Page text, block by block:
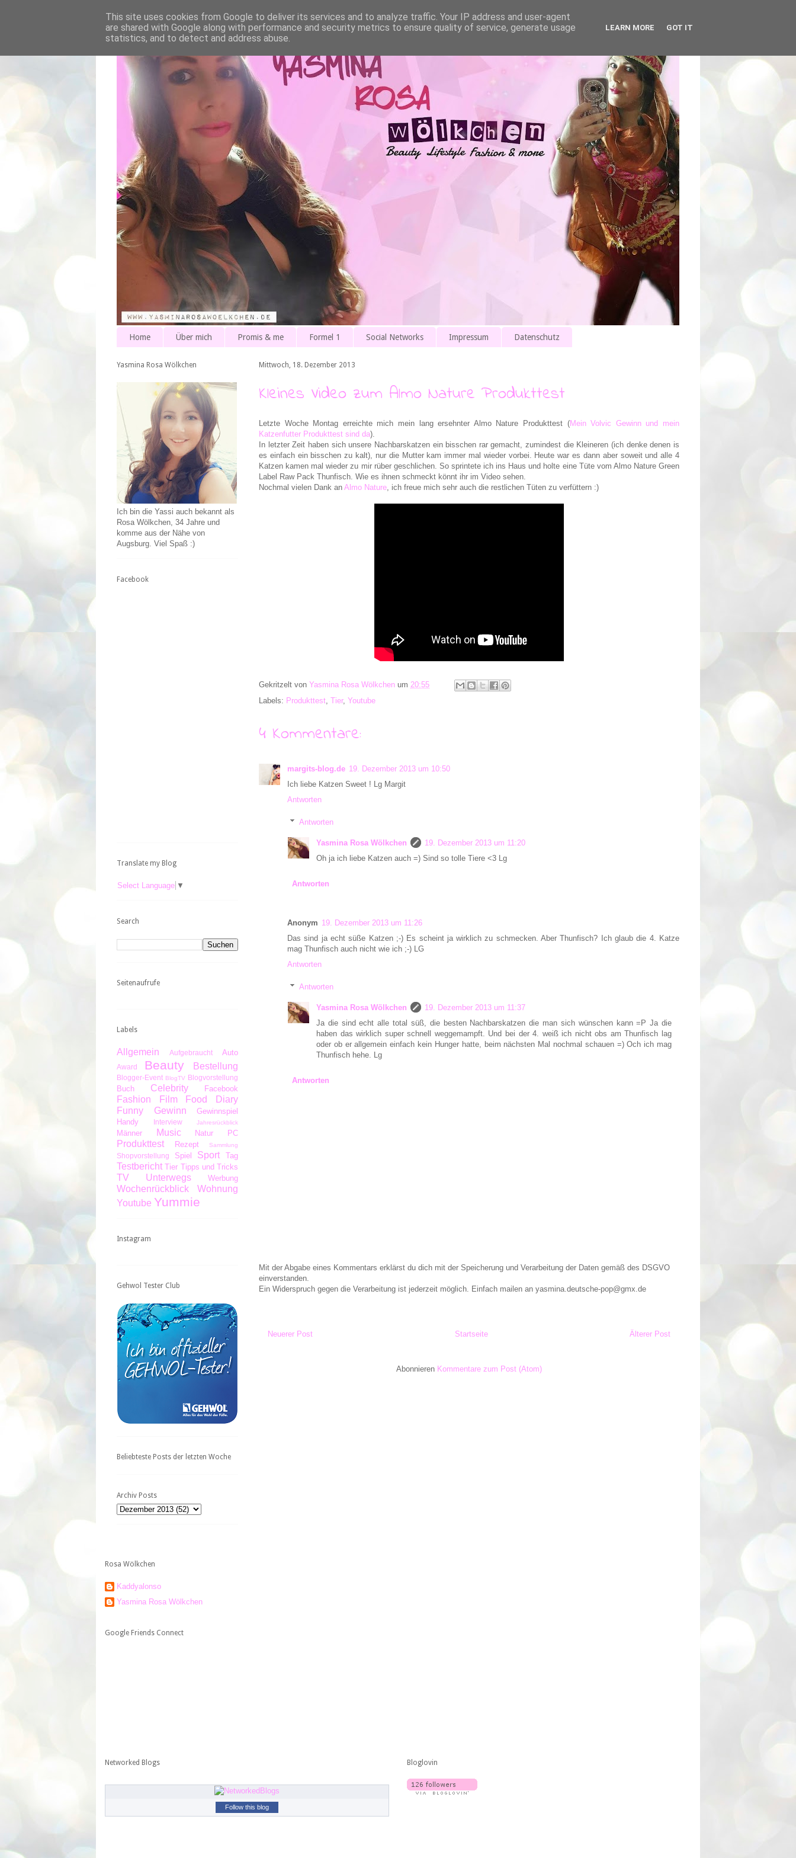
Home Über mich Promis & me Formel 1 Social Networks Impressum Datenschutz
Mittwoch, 18. Dezember 2013
Kleines Video zum Almo Nature Produkttest
Letzte Woche Montag erreichte mich mein lang ersehnter Almo Nature Produkttest (Mein Volvic Gewinn und mein
Katzenfutter Produkttest sind da).
In letzter Zeit haben sich unsere Nachbarskatzen ein bisschen rar gemacht, zumindest die Kleineren (ich denke denen is
es einfach ein bisschen zu kalt), nur die Mutter kam immer mal wieder vorbei. Heute war es dann aber soweit und alle 4
Katzen kamen mal wieder zu mir rüber geschlichen. So sprintete ich ins Haus und holte eine Tüte vom Almo Nature Green
Label Raw Pack Thunfisch. Wie es ihnen schmeckt könnt ihr im Video sehen.
Nochmal vielen Dank an Almo Nature , ich freue mich sehr auch die restlichen Tüten zu verfüttern :)
Gekritzelt von Yasmina Rosa Wölkchen um 20:55
Labels: Produkttest Tier, Youtube
4 Kommentare:
margits-blog.de 19. Dezember 2013 um 10:50
Ich liebe Katzen Sweet ! Lg Margit
Antworten
Antworten
Yasmina Rosa Wölkchen
19. Dezember 2013 um 11:20
Oh ja ich liebe Katzen auch =) Sind so tolle Tiere <3 Lg
Antworten
Anonym 19. Dezember 2013 um 11:26
Das sind ja echt süße Katzen ;-) Es scheint ja wirklich zu schmecken. Aber Thunfisch? Ich glaub die 4. Katze
mag Thunfisch auch nicht wie ich ;-) LG
Antworten
Antworten
Yasmina Rosa Wölkchen
19. Dezember 2013 um 11:37
Ja die sind echt alle total süß, die besten Nachbarskatzen die man sich wünschen kann =P Ja die
haben das wirklich super schnell weggemampft. Und bei der 4. weiß ich nicht obs am Thunfisch lag
oder ob er allgemein einfach kein Hunger hatte, beim nächsten Mal nochmal schauen =) Och ich mag
Thunfisch hehe. Lg
Antworten
Mit der Abgabe eines Kommentars erklärst du dich mit der Speicherung und Verarbeitung der Daten gemäß des DSGVO
einverstanden.
Ein Widerspruch gegen die Verarbeitung ist jederzeit möglich. Einfach mailen an yasmina.deutsche-pop@gmx.de
Neuerer Post Älterer Post
Startseite
Abonnieren Kommentare zum Post (Atom)
Yasmina Rosa Wölkchen
Ich bin die Yassi auch bekannt als
Rosa Wölkchen, 34 Jahre und
komme aus der Nähe von
Augsburg. Viel Spaß :)
Facebook
Translate my Blog
Select Language ▼
Search
Seitenaufrufe
Labels
Allgemein Aufgebraucht Auto
Award Beauty Bestellung
Blogger-Event BlogTV Blogvorstellung
Buch Celebrity Facebook
Fashion Film
Food Diary
Funny
Gewinn
Gewinnspiel
Handy
Interview Jahresrückblick
Männer Music Natur PC
Produkttest Rezept Sammlung
Shopvorstellung Spiel Sport Tag
Testbericht Tier Tipps und Tricks
TV Unterwegs Werbung
Wochenrückblick
Wohnung
Youtube Yummie
Instagram
Gehwol Tester Club
Beliebteste Posts der letzten Woche
Archiv Posts
Rosa Wölkchen
Kaddyalonso
Yasmina Rosa Wölkchen
Google Friends Connect
Networked Blogs
Follow this blog
Bloglovin
This site uses cookies from Google to deliver its services and to analyze traffic. Your IP address and user-agent
are shared with Google along with performance and security metrics to ensure quality of service, generate usage
statistics, and to detect and address abuse.
LEARN MORE GOT IT